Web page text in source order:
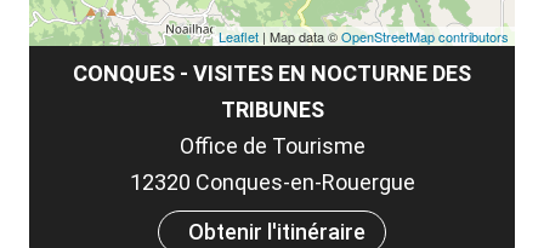
CONQUES - VISITES EN NOCTURNE DES
TRIBUNES
Office de Tourisme
12320 Conques-en-Rouergue
Obtenir l'itinéraire
Leaflet | Map data ©OpenStreetMap contributors